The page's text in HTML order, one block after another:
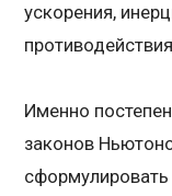
ускорения,
Именно
законов
сформулировать